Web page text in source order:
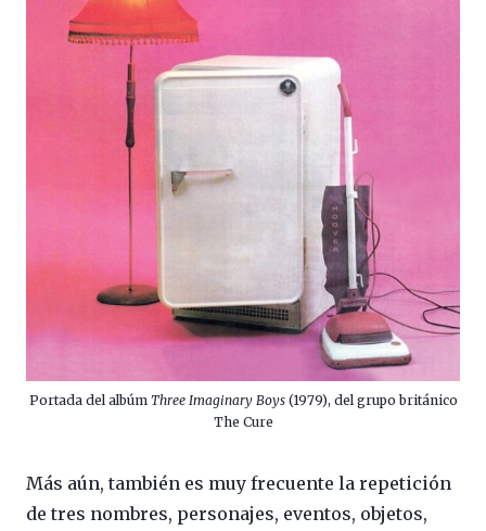
Portada del albúm Three Imaginary Boys(1979), del grupo británico
The Cure
Más aún, también es muy frecuente la repetición
de tres nombres, personajes, eventos, objetos,